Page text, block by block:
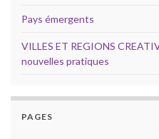
Pays émergents
VILLES ET REGIONS
nouvelles pratiques
PAGES